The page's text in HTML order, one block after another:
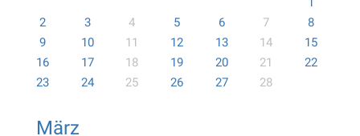
2
3 4 5 6 7
8
9
10 11 12 13 14
15
16
17 18 19 20 21
22
23
24 25 26 27 28
März